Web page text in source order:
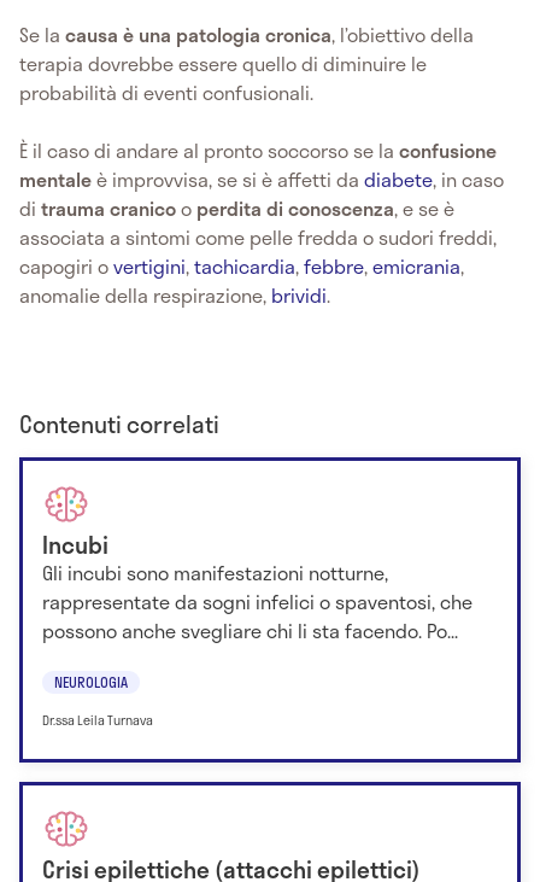
Se la causa è una patologia cronica, l’obiettivo della
terapia dovrebbe essere quello di diminuire le
probabilità di eventi confusionali.
È il caso di andare al pronto soccorso se la confusione
mentaleè improvvisa, se si è affetti da diabete, in caso
di trauma cranicoo perdita di conoscenza, e se è
associata a sintomi come pelle fredda o sudori freddi,
capogiri overtigini,tachicardia,febbre,emicrania,
anomalie della respirazione, brividi.
Contenuti correlati
Incubi
Gli incubi sono manifestazioni notturne,
rappresentate da sogni infelici o spaventosi, che
possono anche svegliare chi li sta facendo. Po...
NEUROLOGIA
Dr.ssa Leila Turnava
Crisi epilettiche (attacchi epilettici)